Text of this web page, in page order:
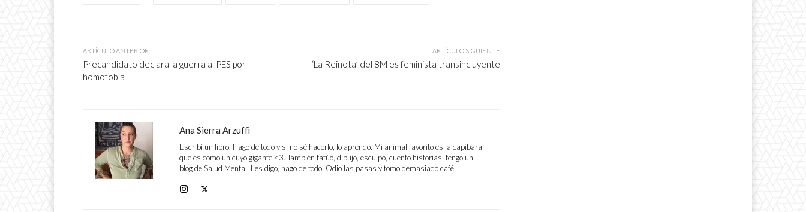
ARTÍCULO ANTERIOR
Precandidato declara la guerra al PES por
homofobia
ARTÍCULO SIGUIENTE
‘La Reinota’ del 8M es feminista transincluyente
Ana Sierra Arzuffi
Escribí un libro. Hago de todo y si no sé hacerlo, lo aprendo. Mi animal favorito es la capibara,
que es como un cuyo gigante <3. También tatúo, dibujo, esculpo, cuento historias, tengo un
blog de Salud Mental. Les digo, hago de todo. Odio las pasas y tomo demasiado café.